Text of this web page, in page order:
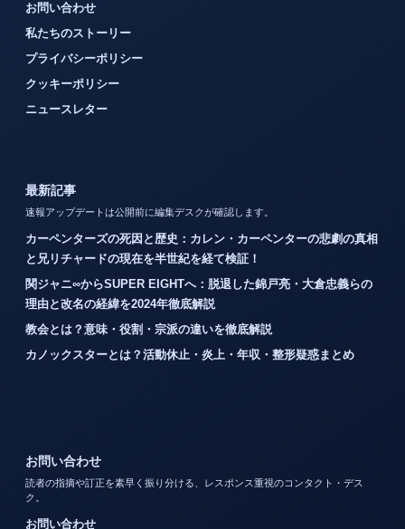
お問い合わせ
私たちのストーリー
プライバシーポリシー
クッキーポリシー
ニュースレター
最新記事
速報アップデートは公開前に編集デスクが確認します。
カーペンターズの死因と歴史：カレン・カーペンターの悲劇の真相
と兄リチャードの現在を半世紀を経て検証！
関ジャニ∞からSUPER EIGHTへ：脱退した錦戸亮・大倉忠義らの
理由と改名の経緯を2024年徹底解説
教会とは？意味・役割・宗派の違いを徹底解説
カノックスターとは？活動休止・炎上・年収・整形疑惑まとめ
お問い合わせ
読者の指摘や訂正を素早く振り分ける、レスポンス重視のコンタクト・デス
ク。
お問い合わせ